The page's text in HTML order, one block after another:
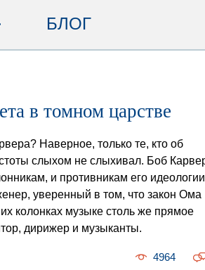
БЛОГ
в томном царстве
Наверное, только те, кто об
слыхом не слыхивал. Боб
и противникам его идеологии
уверенный в том, что закон Ома
колонках музыке столь же прямое
дирижер и музыканты.
4964